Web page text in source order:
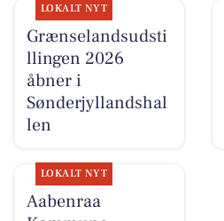
LOKALT NYT
Grænselandsudsti
llingen 2026
åbner i
Sønderjyllandshal
len
LOKALT NYT
Aabenraa